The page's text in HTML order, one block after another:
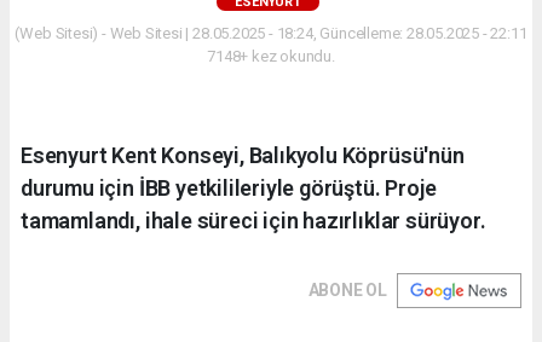
(Web Sitesi) - Web Sitesi | 28.05.2025 - 18:24, Güncelleme: 28.05.2025 - 22:11
7148+ kez okundu.
Esenyurt Kent Konseyi, Balıkyolu Köprüsü'nün
durumu için İBB yetkilileriyle görüştü. Proje
tamamlandı, ihale süreci için hazırlıklar sürüyor.
ABONE OL